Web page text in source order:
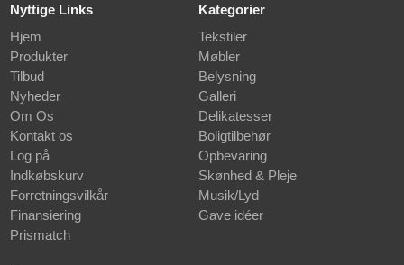
Nyttige Links
Hjem
Produkter
Tilbud
Nyheder
Om Os
Kontakt os
Log på
Indkøbskurv
Forretningsvilkår
Finansiering
Prismatch
Kategorier
Tekstiler
Møbler
Belysning
Galleri
Delikatesser
Boligtilbehør
Opbevaring
Skønhed & Pleje
Musik/Lyd
Gave idéer